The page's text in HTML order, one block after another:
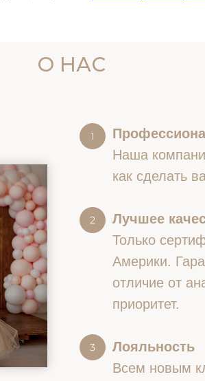
О НАС
Наша
как сделать
Лучшее
Только
Америки.
отличие от
приоритет.
Лояльность
Всем новым